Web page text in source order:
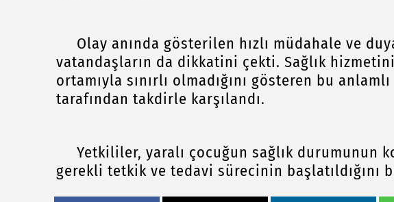
Olay anında gösterilen hızlı müdahale ve
vatandaşların da dikkatini çekti. Sağlık
ortamıyla sınırlı olmadığını gösteren bu
tarafından takdirle karşılandı.
Yetkililer, yaralı çocuğun sağlık durumunun
gerekli tetkik ve tedavi sürecinin başlatıldığını